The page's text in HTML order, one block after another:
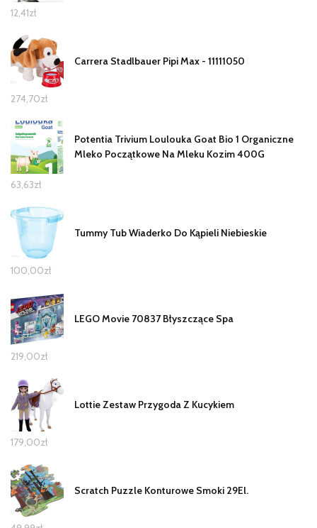
12,41zł
Carrera Stadlbauer Pipi Max - 11111050
274,70zł
Potentia Trivium Loulouka Goat Bio 1 Organiczne
Mleko Początkowe Na Mleku Kozim 400G
63,63zł
Tummy Tub Wiaderko Do Kąpieli Niebieskie
100,00zł
LEGO Movie 70837 Błyszczące Spa
219,00zł
Lottie Zestaw Przygoda Z Kucykiem
179,00zł
Scratch Puzzle Konturowe Smoki 29El.